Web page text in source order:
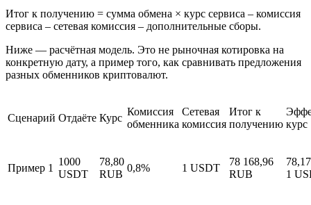
Итог к получению = сумма обмена × курс сервиса – комиссия
сервиса – сетевая комиссия – дополнительные сборы.
Ниже — расчётная модель. Это не рыночная котировка на
конкретную дату, а пример того, как сравнивать предложения
разных обменников криптовалют.
Сценарий Отдаёте Курс
Комиссия
обменника
Сетевая
комиссия
Итог к
получению курс
Пример 1
1000
USDT
78,80
RUB
0,8% 1 USDT
78 168,96
RUB
1